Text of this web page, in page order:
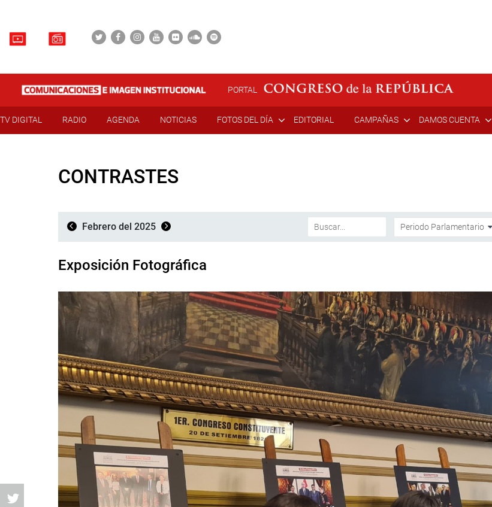
PORTAL
TV DIGITAL RADIO AGENDA NOTICIAS FOTOS DEL DÍA EDITORIAL CAMPAÑAS DAMOS CUENTA
CONTRASTES
Febrero del 2025
Exposición Fotográfica